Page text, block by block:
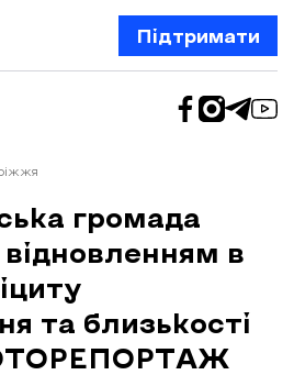
Підтримати
громада
в
та близькості